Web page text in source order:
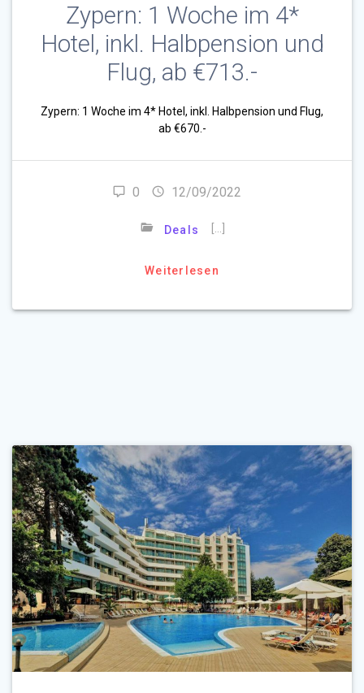
Zypern: 1 Woche im 4*
Hotel, inkl. Halbpension und
Flug, ab €713.-
Zypern: 1 Woche im 4* Hotel, inkl. Halbpension und Flug,
ab €670.-
0 12/09/2022
Deals […]
Weiterlesen